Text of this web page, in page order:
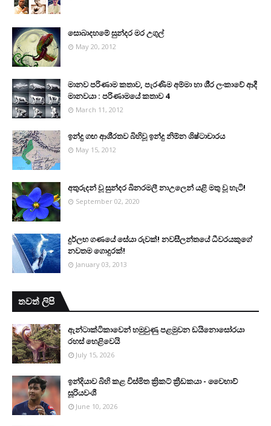
සොබාදහමේ සුන්දර මර උගුල්
May 20, 2012
මානව පරිණාම කතාව, පැරණිම අම්මා හා ශී‍්‍ර ලංකාවේ ආදී
මානවයා : පරිණාමයේ කතාව 4
March 11, 2012
ඉන්දු ගඟ ආශි‍්‍රතව බිහිවූ ඉන්දු නිම්න ශිෂ්ටාචාරය
May 15, 2012
අතුරුදන් වූ සුන්දර බිනරමලී නාඋ‍ලෙන් යළි මතු වූ හැටි!
September 02, 2020
දුර්ලභ ගණයේ සේයා රුවක්! නවසීලන්තයේ ධීවරයකුගේ
නවතම ගොදුරක්!
January 03, 2013
තවත් ලිපි
ඇන්ටාක්ටිකාවෙන් හමුවුණු පළමුවන ඩයිනොසෝරයා
රහස් හෙළිවෙයි
July 15, 2026
ඉන්දියාව බිහි කළ විස්මිත ක්‍රිකට් ක්‍රීඩකයා - වෛභාව්
සූරියවංශී
June 10, 2026